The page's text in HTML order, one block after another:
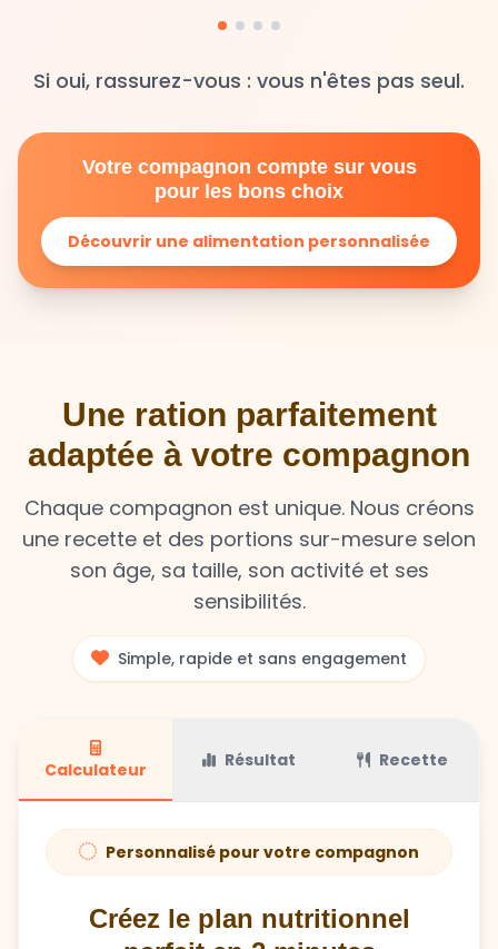
Si oui, rassurez-vous : vous n'êtes pas seul.
Votre compagnon compte sur vous
pour les bons choix
Découvrir une alimentation personnalisée
Une ration parfaitement
adaptée à votre compagnon
Chaque compagnon est unique. Nous créons
une recette et des portions sur-mesure selon
son âge, sa taille, son activité et ses
sensibilités.
Simple, rapide et sans engagement
Calculateur Résultat Recette
Personnalisé pour votre compagnon
Créez le plan nutritionnel